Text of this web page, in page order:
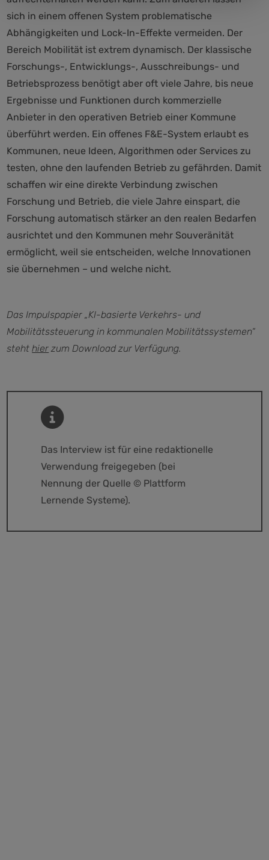
sich in einem offenen System problematische
Abhängigkeiten und Lock-In-Effekte vermeiden. Der
Bereich Mobilität ist extrem dynamisch. Der klassische
Forschungs-, Entwicklungs-, Ausschreibungs- und
Betriebsprozess benötigt aber oft viele Jahre, bis neue
Ergebnisse und Funktionen durch kommerzielle
Anbieter in den operativen Betrieb einer Kommune
überführt werden. Ein offenes F&E-System erlaubt es
Kommunen, neue Ideen, Algorithmen oder Services zu
testen, ohne den laufenden Betrieb zu gefährden. Damit
schaffen wir eine direkte Verbindung zwischen
Forschung und Betrieb, die viele Jahre einspart, die
Forschung automatisch stärker an den realen Bedarfen
ausrichtet und den Kommunen mehr Souveränität
ermöglicht, weil sie entscheiden, welche Innovationen
sie übernehmen – und welche nicht.
Das Impulspapier „KI-basierte Verkehrs- und
Mobilitätssteuerung in kommunalen Mobilitätssystemen“
stehthier zum Download zur Verfügung.
Das Interview ist für eine redaktionelle
Verwendung freigegeben (bei
Nennung der Quelle © Plattform
Lernende Systeme).